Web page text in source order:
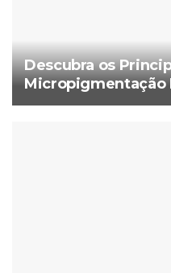
Descubra os
Micropigmentação